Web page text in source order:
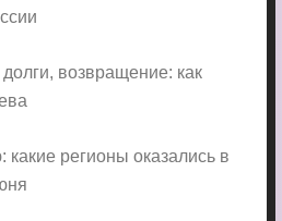
возвращение: как
регионы оказались в